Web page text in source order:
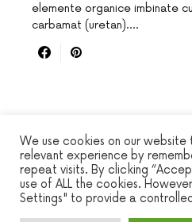
elemente organice imbinate
carbamat (uretan).…
We use cookies on our website
relevant experience by
repeat visits. By clicking
use of ALL the cookies.
Settings" to provide a